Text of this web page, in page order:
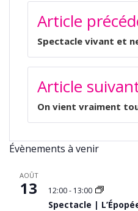
Article
Spectacle vivant et
Article
On vient vraiment
Évènements à venir
AOÛT
13 12:00- 13:00
Spectacle |